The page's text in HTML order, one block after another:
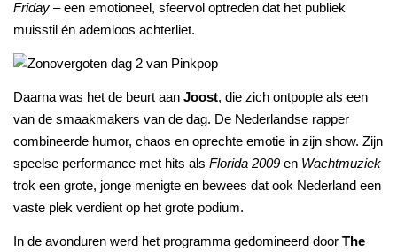
Friday – een emotioneel, sfeervol optreden dat het publiek
muisstil én ademloos achterliet.
Daarna was het de beurt aan Joost, die zich ontpopte als een
van de smaakmakers van de dag. De Nederlandse rapper
combineerde humor, chaos en oprechte emotie in zijn show. Zijn
speelse performance met hits als Florida 2009 en Wachtmuziek
trok een grote, jonge menigte en bewees dat ook Nederland een
vaste plek verdient op het grote podium.
In de avonduren werd het programma gedomineerd door The